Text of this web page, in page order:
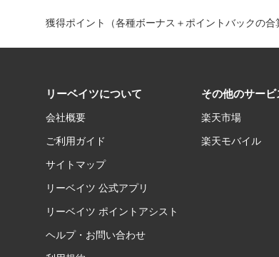
獲得ポイント（各種ボーナス＋ポイントバックの
リーベイツについて
会社概要
ご利用ガイド
サイトマップ
リーベイツ 公式アプリ
リーベイツ ポイントアシスト
ヘルプ・お問い合わせ
その他のサービ
楽天市場
楽天モバイル